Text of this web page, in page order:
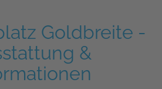
Goldbreite -
&